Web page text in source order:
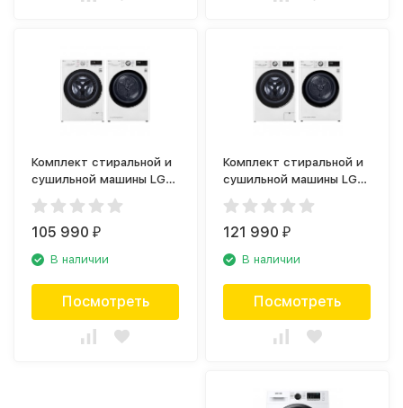
Комплект стиральной и
сушильной машины LG
F4V5VS0W +
DC90V9V9W
105 990₽
В наличии
Посмотреть
Комплект стиральной и
сушильной машины LG
TW4V9RW9W +
DC90V9V9W
121 990₽
В наличии
Посмотреть